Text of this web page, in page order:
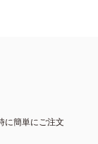
に簡単にご注文